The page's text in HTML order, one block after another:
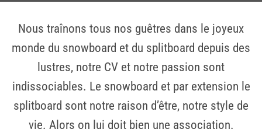
Nous traînons tous nos guêtres dans le joyeux
monde du snowboard et du splitboard depuis des
lustres, notre CV et notre passion sont
indissociables. Le snowboard et par extension le
splitboard sont notre raison d’être, notre style de
vie. Alors on lui doit bien une association.